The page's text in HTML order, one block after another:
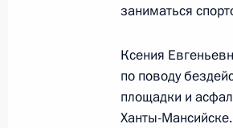
В Ханты-
мировых судей
7 декабря 2011 года,
заниматься
Ксения
по поводу
площадки и
Ханты-Мансийске.